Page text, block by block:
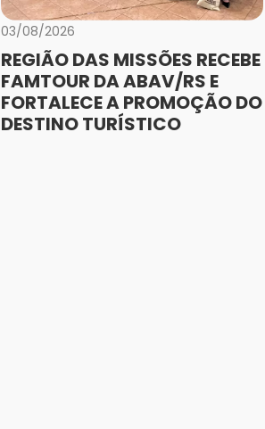
03/08/2026
REGIÃO DAS MISSÕES RECEBE
FAMTOUR DA ABAV/RS E
FORTALECE A PROMOÇÃO DO
DESTINO TURÍSTICO